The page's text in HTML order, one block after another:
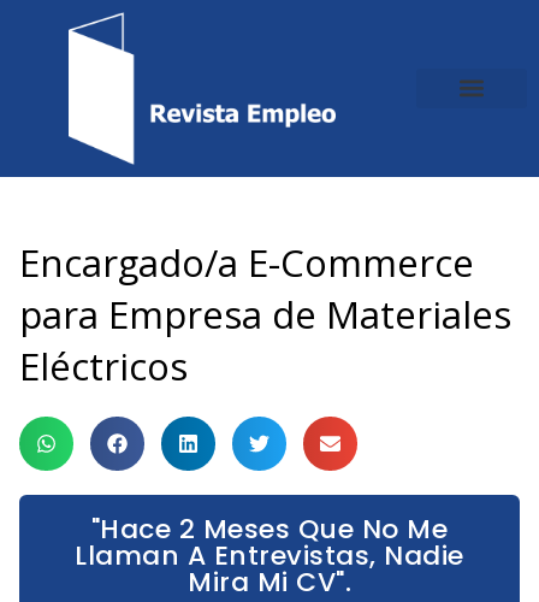
Encargado/a E-Commerce
para Empresa de Materiales
Eléctricos
"Hace 2 Meses Que No Me
Llaman A Entrevistas, Nadie
Mira Mi CV".